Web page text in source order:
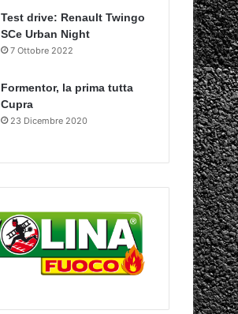
Test drive: Renault Twingo
SCe Urban Night
7 Ottobre 2022
Formentor, la prima tutta
Cupra
23 Dicembre 2020